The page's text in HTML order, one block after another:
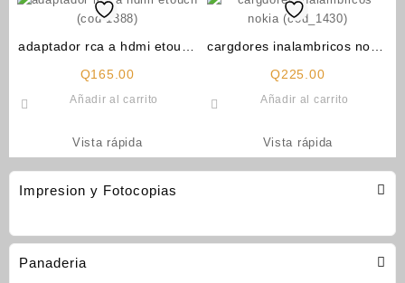
Impresion y Fotocopias
Panaderia
adaptador rca a hdmi etouch
Q165.00
Añadir al carrito
Vista rápida
cargdores inalambricos nokia
Q225.00
Añadir al carrito
Vista rápida